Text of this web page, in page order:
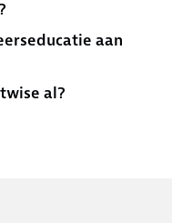
aan
al?